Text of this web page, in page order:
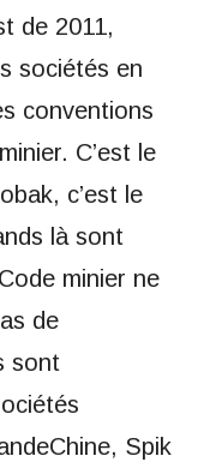
de 2011,
sociétés en
conventions
C’est le
c’est le
là sont
minier ne
de
sont
Spik